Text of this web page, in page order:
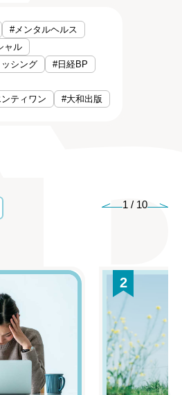
#メンタルヘルス
ャル
シング
#日経BP
ティワン
#大和出版
1 / 10
2